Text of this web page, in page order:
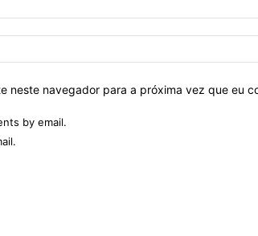
neste navegador para a próxima vez que eu
by email.